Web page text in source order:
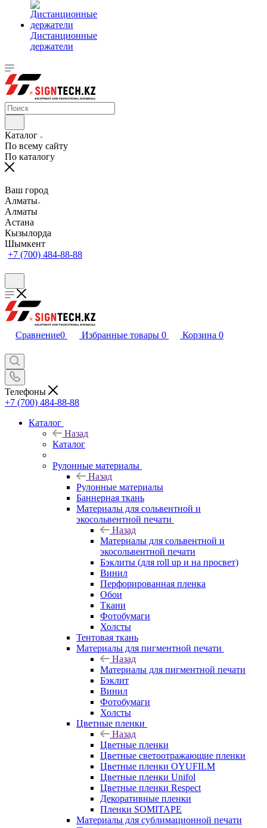
Дистанционные
держатели
Каталог
По всему сайту
По каталогу
Ваш город
Алматы
Алматы
Астана
Кызылорда
Шымкент
+7 (700) 484-88-88
Сравнение0 Избранные товары 0 Корзина 0
Телефоны
+7 (700) 484-88-88
Каталог
Назад
Каталог
Рулонные материалы
Назад
Рулонные материалы
Баннерная ткань
Материалы для сольвентной и
экосольвентной печати
Назад
Материалы для сольвентной и
экосольвентной печати
Бэклиты (для roll up и на просвет)
Винил
Перфорированная пленка
Обои
Ткани
Фотобумаги
Холсты
Тентовая ткань
Материалы для пигментной печати
Назад
Материалы для пигментной печати
Бэклит
Винил
Фотобумаги
Холсты
Цветные пленки
Назад
Цветные пленки
Цветные светоотражающие пленки
Цветные пленки OYUFILM
Цветные пленки Unifol
Цветные пленки Respect
Декоративные пленки
Пленки SOMITAPE
Материалы для сублимационной печати